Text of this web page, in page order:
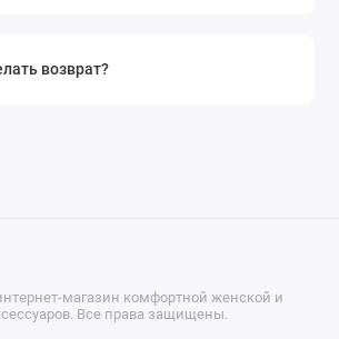
возврат?
магазин комфортной женской и
Все права защищены.